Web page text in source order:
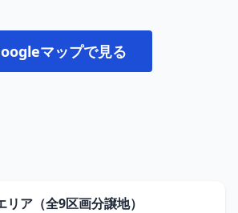
マップで見る
ア（全9区画分譲地）